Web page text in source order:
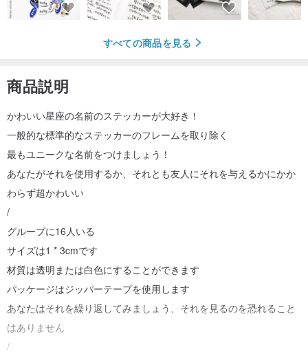
すべての商品を見る
商品説明
かわいい星座の名前のステッカーが大好き！
一般的な標準的なステッカーのフレームを取り除く
最もユニークな名前をつけましょう！
あなたがそれを使用するか、それとも友人にそれを与えるかにかか
わらず超かわいい
/
グループに16人いる
サイズは1 * 3cmです
材質は透明または白色にすることができます
パッケージはジッパーテープを使用します
あなたはそれを繰り返してみましょう、それを見るのを恐れること
はありません
/